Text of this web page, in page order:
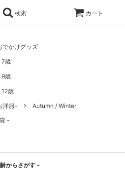
検索 カート
でかけグッズ
7歳
歳
歳
洋服-
Autumn / Winter
-
からさがす -